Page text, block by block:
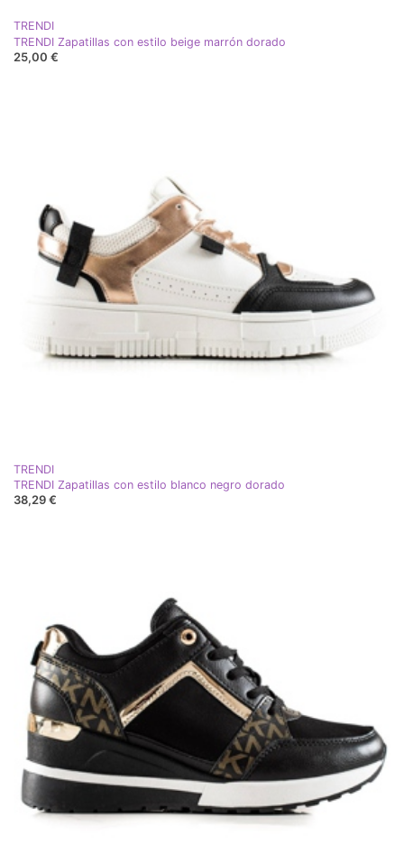
TRENDI
TRENDI Zapatillas con estilo beige marrón dorado
25,00 €
TRENDI
TRENDI Zapatillas con estilo blanco negro dorado
38,29 €